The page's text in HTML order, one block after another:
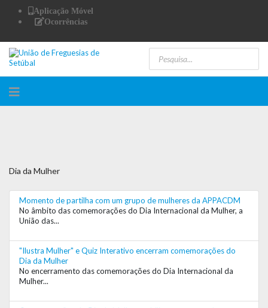
Aplicação Móvel
Ocorrências
Dia da Mulher
Momento de partilha com um grupo de mulheres da APPACDM
No âmbito das comemorações do Dia Internacional da Mulher, a
União das...
"Ilustra Mulher" e Quiz Interativo encerram comemorações do
Dia da Mulher
No encerramento das comemorações do Dia Internacional da
Mulher...